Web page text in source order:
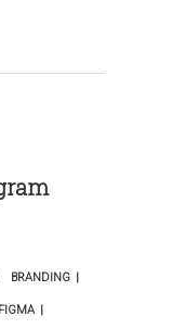
BRANDING
FIGMA